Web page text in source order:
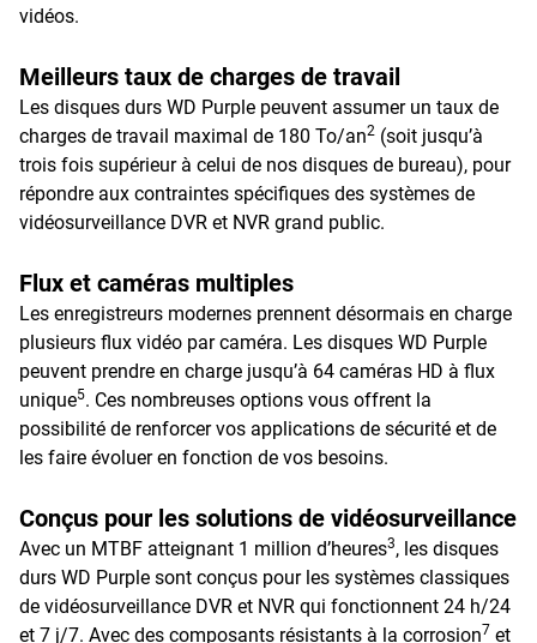
vidéos.
Meilleurs taux de charges de travail
Les disques durs WD Purple peuvent assumer un taux de
charges de travail maximal de 180 To/an2 (soit jusqu’à
trois fois supérieur à celui de nos disques de bureau), pour
répondre aux contraintes spécifiques des systèmes de
vidéosurveillance DVR et NVR grand public.
Flux et caméras multiples
Les enregistreurs modernes prennent désormais en charge
plusieurs flux vidéo par caméra. Les disques WD Purple
peuvent prendre en charge jusqu’à 64 caméras HD à flux
unique5. Ces nombreuses options vous offrent la
possibilité de renforcer vos applications de sécurité et de
les faire évoluer en fonction de vos besoins.
Conçus pour les solutions de vidéosurveillance
Avec un MTBF atteignant 1 million d’heures3, les disques
durs WD Purple sont conçus pour les systèmes classiques
de vidéosurveillance DVR et NVR qui fonctionnent 24 h/24
et 7 j/7. Avec des composants résistants à la corrosion7 et